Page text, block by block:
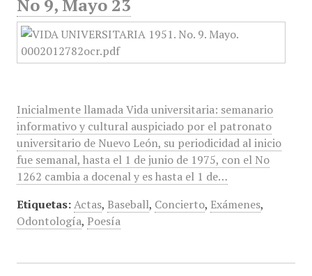
No 9, Mayo 23
Inicialmente llamada Vida universitaria: semanario
informativo y cultural auspiciado por el patronato
universitario de Nuevo León, su periodicidad al inicio
fue semanal, hasta el 1 de junio de 1975, con el No
1262 cambia a docenal y es hasta el 1 de…
Etiquetas: Actas, Baseball, Concierto, Exámenes,
Odontología, Poesía